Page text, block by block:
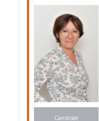
Candidat